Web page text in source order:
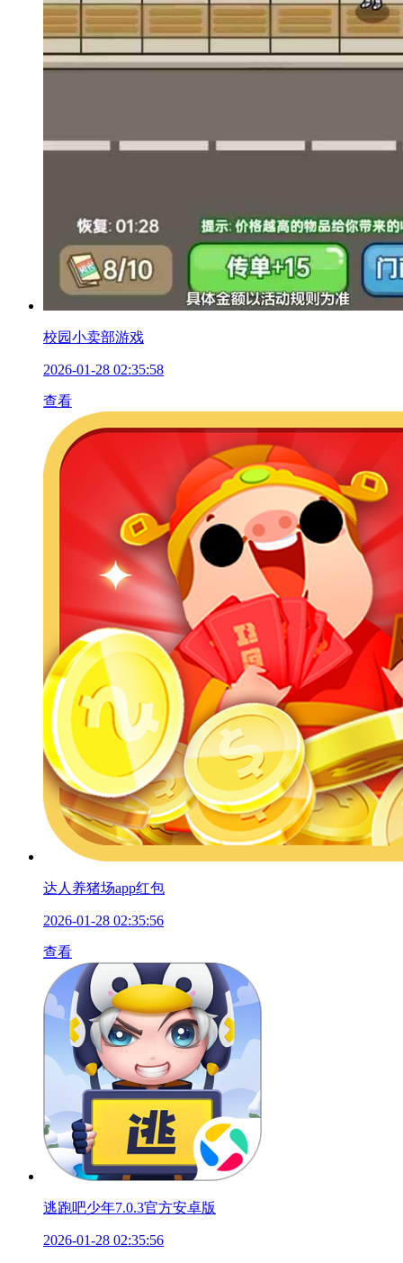
校园小卖部游戏
2026-01-28 02:35:58
查看
达人养猪场app红包
2026-01-28 02:35:56
查看
逃跑吧少年7.0.3官方安卓版
2026-01-28 02:35:56